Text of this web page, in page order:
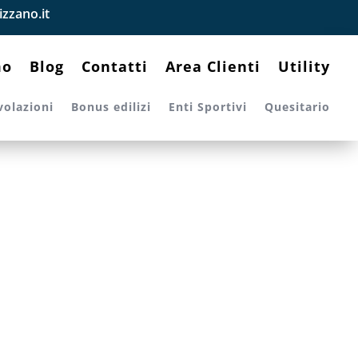
Blog Contatti Area Clienti Utility
Bonus edilizi Enti Sportivi Quesitario